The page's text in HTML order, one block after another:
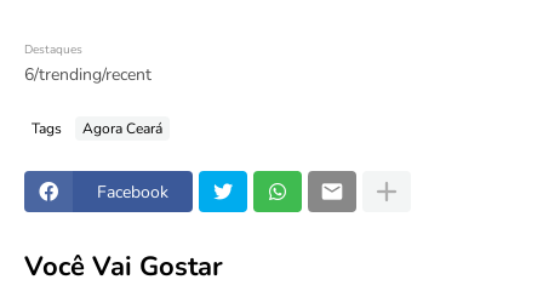
Destaques
6/trending/recent
Tags Agora Ceará
Facebook
Você Vai Gostar